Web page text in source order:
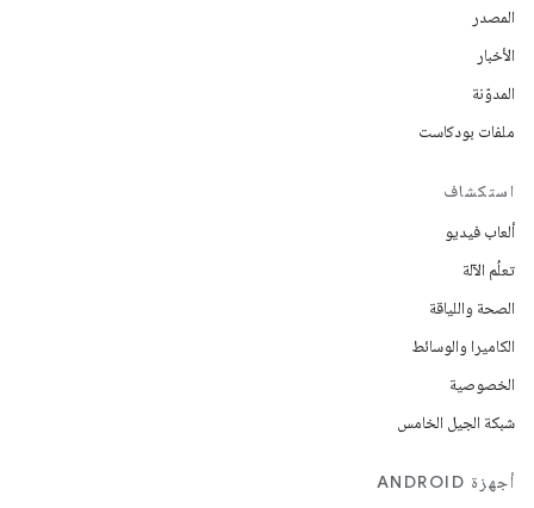
المصدر
الأخبار
المدوّنة
ملفات بودكاست
استكشاف
ألعاب فيديو
تعلُم الآلة
الصحة واللياقة
الكاميرا والوسائط
الخصوصية
شبكة الجيل الخامس
أجهزة ANDROID